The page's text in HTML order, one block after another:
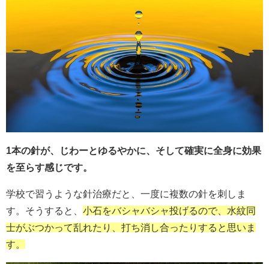
1本の針が、じわーとゆるやかに、そして確実に全身に効果
を至らす感じです。
学校で習うような針治療だと、一度に複数の針を刺しま
す。そうすると、 小石をバシャバシャ投げるので、水紋同
士がぶつかって乱れたり、打ち消し合ったりすると思いま
す。